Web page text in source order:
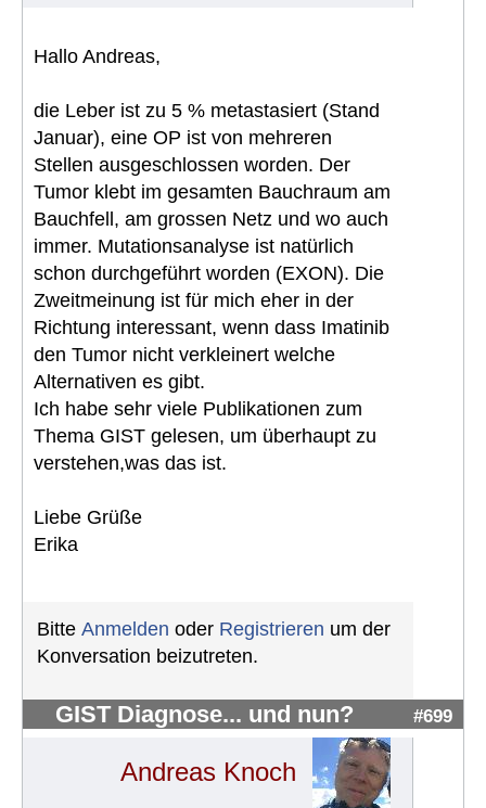
Hallo Andreas,
die Leber ist zu 5 % metastasiert (Stand
Januar), eine OP ist von mehreren
Stellen ausgeschlossen worden. Der
Tumor klebt im gesamten Bauchraum am
Bauchfell, am grossen Netz und wo auch
immer. Mutationsanalyse ist natürlich
schon durchgeführt worden (EXON). Die
Zweitmeinung ist für mich eher in der
Richtung interessant, wenn dass Imatinib
den Tumor nicht verkleinert welche
Alternativen es gibt.
Ich habe sehr viele Publikationen zum
Thema GIST gelesen, um überhaupt zu
verstehen,was das ist.
Liebe Grüße
Erika
Bitte Anmelden oder Registrieren um der
Konversation beizutreten.
GIST Diagnose... und nun? #699
Andreas Knoch